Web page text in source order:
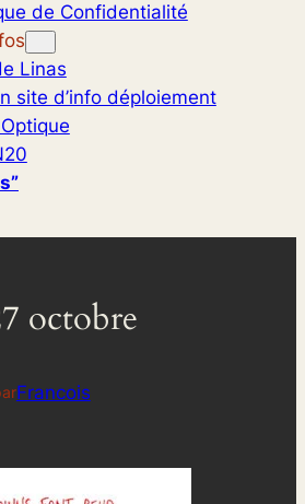
de Confidentialité
Linas
site d’info déploiement
octobre
Francois